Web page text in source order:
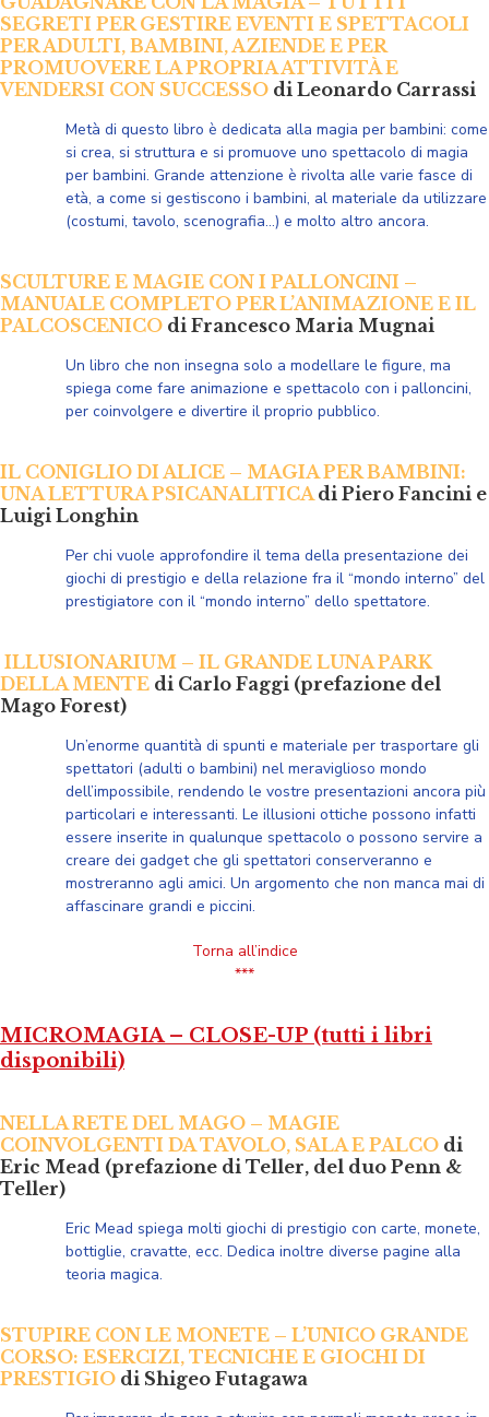
SEGRETI PER GESTIRE EVENTI E SPETTACOLI
PER ADULTI, BAMBINI, AZIENDE E PER
PROMUOVERE LA PROPRIA ATTIVITÀ E
VENDERSI CON SUCCESSO di Leonardo Carrassi
Metà di questo libro è dedicata alla magia per bambini: come
si crea, si struttura e si promuove uno spettacolo di magia
per bambini. Grande attenzione è rivolta alle varie fasce di
età, a come si gestiscono i bambini, al materiale da utilizzare
(costumi, tavolo, scenografia…) e molto altro ancora.
SCULTURE E MAGIE CON I PALLONCINI –
MANUALE COMPLETO PER L’ANIMAZIONE E IL
PALCOSCENICO di Francesco Maria Mugnai
Un libro che non insegna solo a modellare le figure, ma
spiega come fare animazione e spettacolo con i palloncini,
per coinvolgere e divertire il proprio pubblico.
IL CONIGLIO DI ALICE – MAGIA PER BAMBINI:
UNA LETTURA PSICANALITICAdi Piero Fancini e
Luigi Longhin
Per chi vuole approfondire il tema della presentazione dei
giochi di prestigio e della relazione fra il “mondo interno” del
prestigiatore con il “mondo interno” dello spettatore.
ILLUSIONARIUM – IL GRANDE LUNA PARK
DELLA MENTE di Carlo Faggi (prefazione del
Mago Forest)
Un’enorme quantità di spunti e materiale per trasportare gli
spettatori (adulti o bambini) nel meraviglioso mondo
dell’impossibile, rendendo le vostre presentazioni ancora più
particolari e interessanti. Le illusioni ottiche possono infatti
essere inserite in qualunque spettacolo o possono servire a
creare dei gadget che gli spettatori conserveranno e
mostreranno agli amici. Un argomento che non manca mai di
affascinare grandi e piccini.
Torna all’indice
***
MICROMAGIA – CLOSE-UP (tutti i libri
disponibili)
NELLA RETE DEL MAGO – MAGIE
COINVOLGENTI DA TAVOLO, SALA E PALCO di
Eric Mead (prefazione di Teller, del duo Penn &
Teller)
Eric Mead spiega molti giochi di prestigio con carte, monete,
bottiglie, cravatte, ecc. Dedica inoltre diverse pagine alla
teoria magica.
STUPIRE CON LE MONETE – L’UNICO GRANDE
CORSO: ESERCIZI, TECNICHE E GIOCHI DI
PRESTIGIO di Shigeo Futagawa